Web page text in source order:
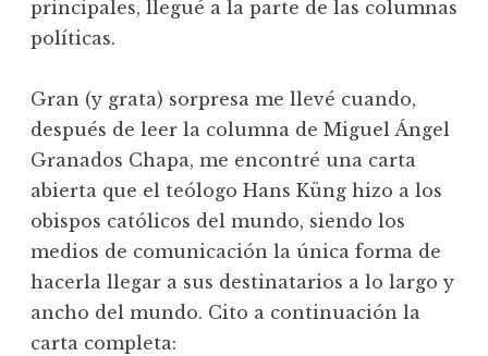
principales, llegué a la parte de las columnas
políticas.
Gran (y grata) sorpresa me llevé cuando,
después de leer la columna de Miguel Ángel
Granados Chapa, me encontré una carta
abierta que el teólogo Hans Küng hizo a los
obispos católicos del mundo, siendo los
medios de comunicación la única forma de
hacerla llegar a sus destinatarios a lo largo y
ancho del mundo. Cito a continuación la
carta completa: